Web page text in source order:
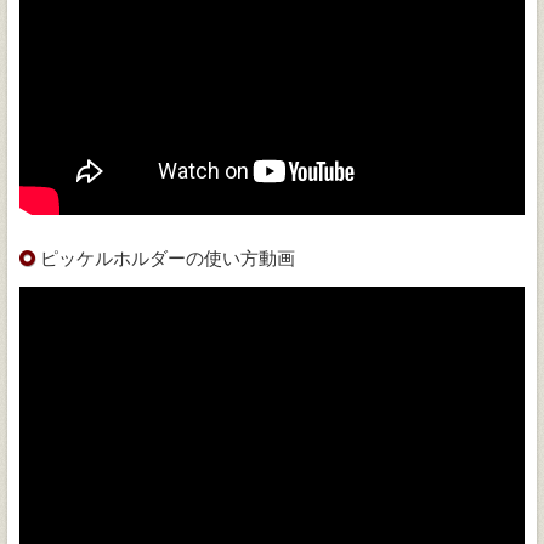
ピッケルホルダーの使い方動画